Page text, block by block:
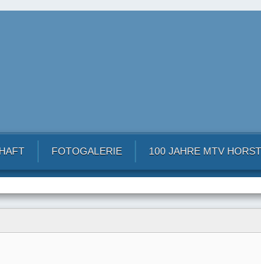
FOTOGALERIE 100 JAHRE MTV HORST